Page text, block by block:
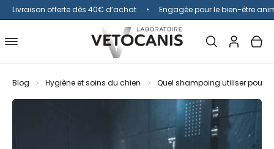
Livraison offerte dès 40€ d’achat Engagée pour le bien-être
Ouvrir
le
menu
de
Ouvrir
de
recherche
MON
Blog Hygiène et soins du chien Quel shampoing utiliser pour